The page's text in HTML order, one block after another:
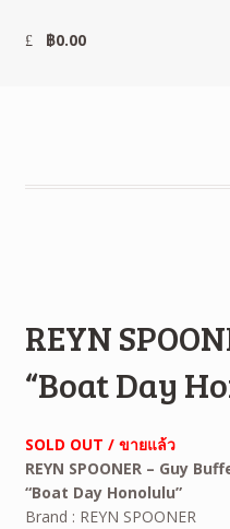
฿0.00
REYN
“Boat Day
SOLD OUT / ขายแล้ว
REYN SPOONER – Guy
“Boat Day Honolulu”
Brand : REYN SPOONER